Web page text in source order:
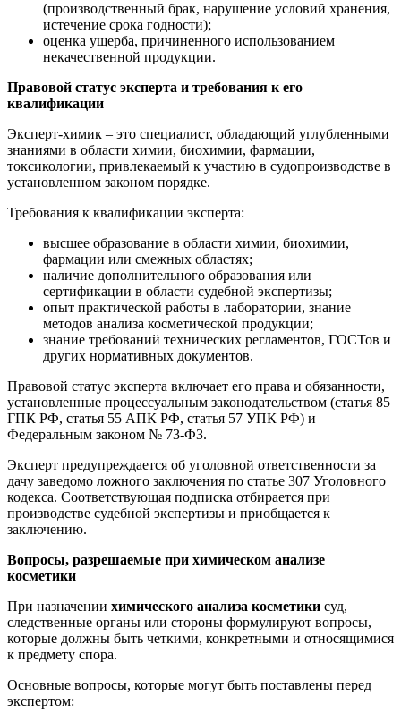
(производственный брак, нарушение условий хранения,
истечение срока годности);
оценка ущерба, причиненного использованием
некачественной продукции.
Правовой статус эксперта и требования к его
квалификации
Эксперт-химик – это специалист, обладающий углубленными
знаниями в области химии, биохимии, фармации,
токсикологии, привлекаемый к участию в судопроизводстве в
установленном законом порядке.
Требования к квалификации эксперта:
высшее образование в области химии, биохимии,
фармации или смежных областях;
наличие дополнительного образования или
сертификации в области судебной экспертизы;
опыт практической работы в лаборатории, знание
методов анализа косметической продукции;
знание требований технических регламентов, ГОСТов и
других нормативных документов.
Правовой статус эксперта включает его права и обязанности,
установленные процессуальным законодательством (статья 85
ГПК РФ, статья 55 АПК РФ, статья 57 УПК РФ) и
Федеральным законом № 73-ФЗ.
Эксперт предупреждается об уголовной ответственности за
дачу заведомо ложного заключения по статье 307 Уголовного
кодекса. Соответствующая подписка отбирается при
производстве судебной экспертизы и приобщается к
заключению.
Вопросы, разрешаемые при химическом анализе
косметики
При назначении химического анализа косметики суд,
следственные органы или стороны формулируют вопросы,
которые должны быть четкими, конкретными и относящимися
к предмету спора.
Основные вопросы, которые могут быть поставлены перед
экспертом: